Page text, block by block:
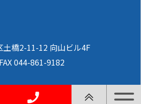
橋2-11-12 向山ビル4F
044-861-9182
2026 KS学院土橋校.